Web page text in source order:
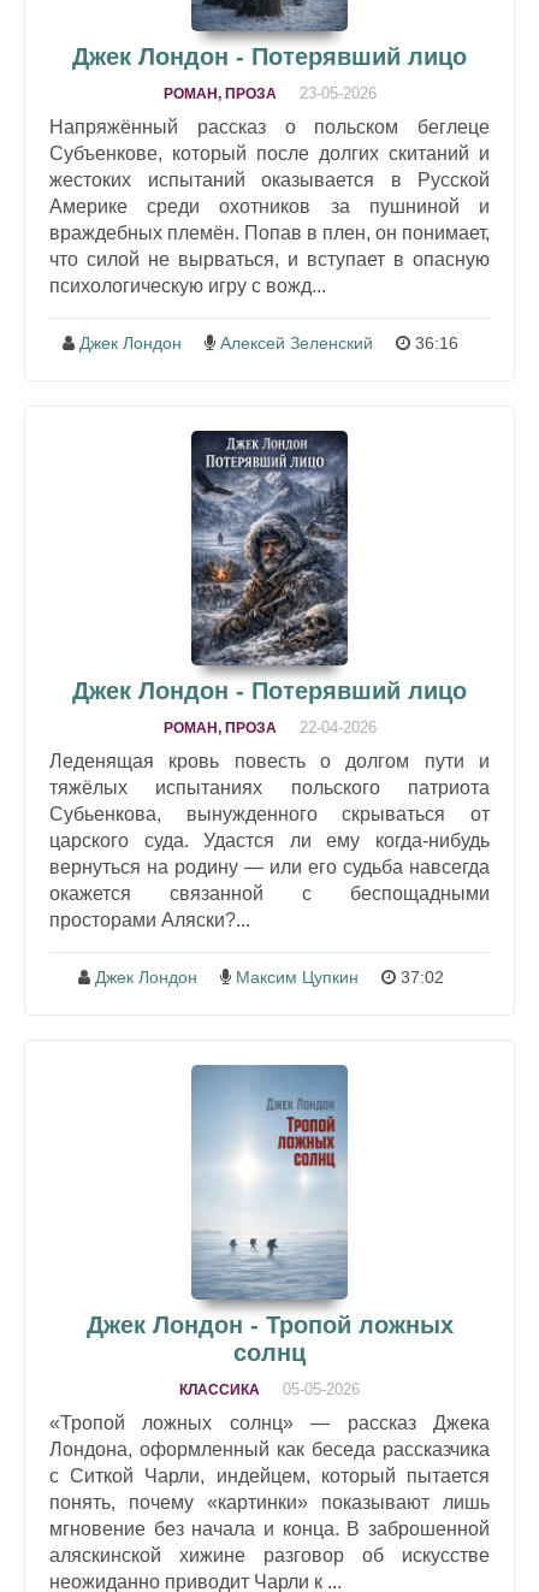
Джек Лондон - Потерявший лицо
РОМАН, ПРОЗА 23-05-2026
Напряжённый рассказ о польском беглеце
Субъенкове, который после долгих скитаний и
жестоких испытаний оказывается в Русской
Америке среди охотников за пушниной и
враждебных племён. Попав в плен, он понимает,
что силой не вырваться, и вступает в опасную
психологическую игру с вожд...
Джек Лондон Алексей Зеленский 36:16
Джек Лондон - Потерявший лицо
РОМАН, ПРОЗА 22-04-2026
Леденящая кровь повесть о долгом пути и
тяжёлых испытаниях польского патриота
Субьенкова, вынужденного скрываться от
царского суда. Удастся ли ему когда-нибудь
вернуться на родину — или его судьба навсегда
окажется связанной с беспощадными
просторами Аляски?...
Джек Лондон Максим Цупкин 37:02
Джек Лондон - Тропой ложных
солнц
КЛАССИКА 05-05-2026
«Тропой ложных солнц» — рассказ Джека
Лондона, оформленный как беседа рассказчика
с Ситкой Чарли, индейцем, который пытается
понять, почему «картинки» показывают лишь
мгновение без начала и конца. В заброшенной
аляскинской хижине разговор об искусстве
неожиданно приводит Чарли к ...